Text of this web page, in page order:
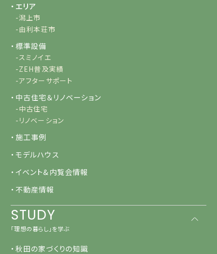
・エリア
-潟上市
-由利本荘市
・標準設備
-スミノイエ
-ZEH普及実績
-アフターサポート
・中古住宅＆リノベーション
-中古住宅
-リノベーション
・施工事例
・モデルハウス
・イベント&内覧会情報
・不動産情報
STUDY
「理想の暮らし」を学ぶ
・秋田の家づくりの知識